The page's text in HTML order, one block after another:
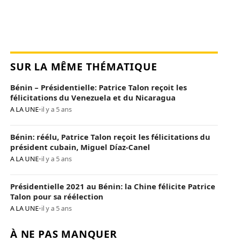
SUR LA MÊME THÉMATIQUE
Bénin – Présidentielle: Patrice Talon reçoit les
félicitations du Venezuela et du Nicaragua
A LA UNE•il y a 5 ans
Bénin: réélu, Patrice Talon reçoit les félicitations du
président cubain, Miguel Díaz-Canel
A LA UNE•il y a 5 ans
Présidentielle 2021 au Bénin: la Chine félicite Patrice
Talon pour sa réélection
A LA UNE•il y a 5 ans
À NE PAS MANQUER